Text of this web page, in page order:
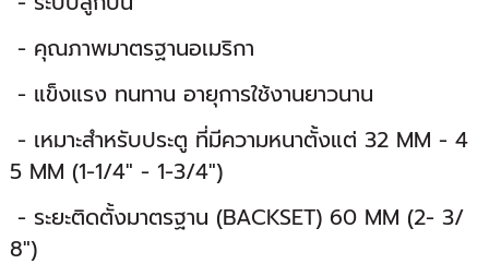
- คุณภาพมาตรฐานอเมริกา
- แข็งแรง ทนทาน อายุการใช้งานยาวนาน
- เหมาะสำหรับประตู ที่มีความหนาตั้งแต่ 32 MM - 4
5 MM (1-1/4" - 1-3/4")
- ระยะติดตั้งมาตรฐาน (BACKSET) 60 MM (2- 3/
8")